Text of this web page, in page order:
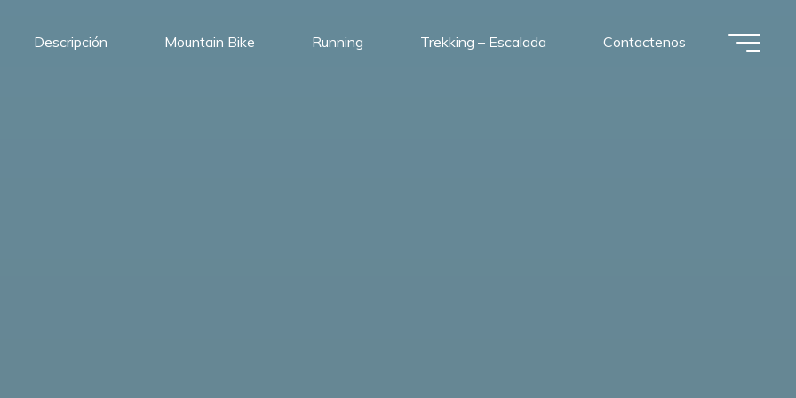
Descripción Mountain Bike Running Trekking – Escalada Contactenos